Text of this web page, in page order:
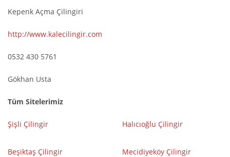
Kepenk Açma Çilingiri
http://www.kalecilingir.com
0532 430 5761
Gökhan Usta
Tüm Sitelerimiz
Şişli Çilingir Halıcıoğlu Çilingir
Beşiktaş Çilingir Mecidiyeköy Çilingir